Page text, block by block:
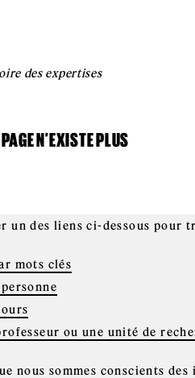
des expertises
N’EXISTE PLUS
un des liens ci-dessous pour
mots clés
ou une unité de
nous sommes conscients